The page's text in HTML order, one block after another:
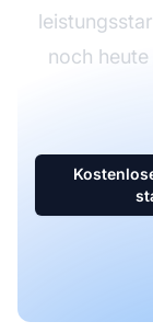
noch